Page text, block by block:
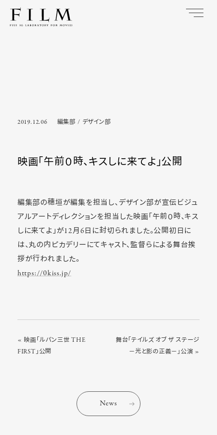
2019.12.06 編集部 デザイン部
映画「午前０時、キスしに来てよ」公開
編集部の穗垣が編集を担当し、デザイン部が宣伝ビジュ
アルアートディレクションを担当した映画「午前０時、キス
しに来てよ」が12月6日に封切られました。公開初日に
は、丸の内ピカデリーにてキャスト、監督らによる舞台挨
拶が行われました。
https://0kiss.jp/
« 映画「ルパン三世 THE
FIRST」公開
舞台「テイルズ オブ ザ ステージ
－光と影の正義－」公演 »
News